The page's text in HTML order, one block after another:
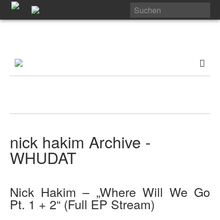
nick hakim Archive -
WHUDAT
Nick Hakim – „Where Will We Go
Pt. 1 + 2“ (Full EP Stream)